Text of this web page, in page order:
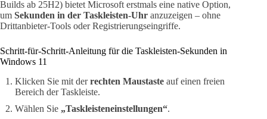
Builds ab 25H2) bietet Microsoft erstmals eine native Option,
um Sekunden in der Taskleisten-Uhr anzuzeigen – ohne
Drittanbieter-Tools oder Registrierungseingriffe.
Schritt-für-Schritt-Anleitung für die Taskleisten-Sekunden in
Windows 11
Klicken Sie mit derrechten Maustaste auf einen freien
Bereich der Taskleiste.
Wählen Sie „Taskleisteneinstellungen“.